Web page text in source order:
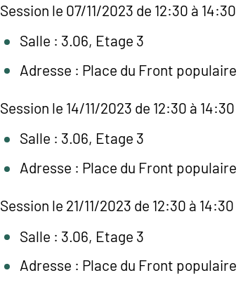
Session le 07/11/2023 de 12:30 à 14:30
Salle : 3.06, Etage 3
Adresse : Place du Front populaire
Session le 14/11/2023 de 12:30 à 14:30
Salle : 3.06, Etage 3
Adresse : Place du Front populaire
Session le 21/11/2023 de 12:30 à 14:30
Salle : 3.06, Etage 3
Adresse : Place du Front populaire